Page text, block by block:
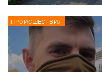
ПРОИСШЕСТВИЯ